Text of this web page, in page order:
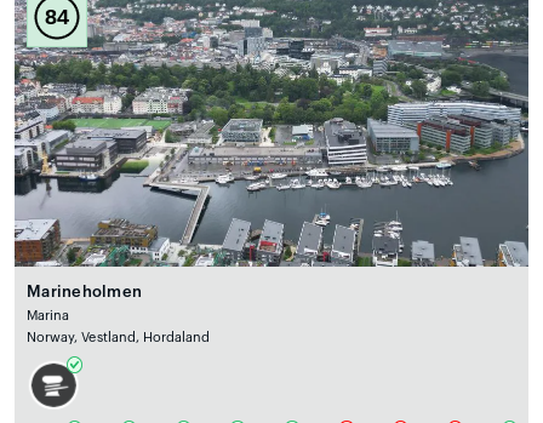
84
Marineholmen
Marina
Norway, Vestland, Hordaland